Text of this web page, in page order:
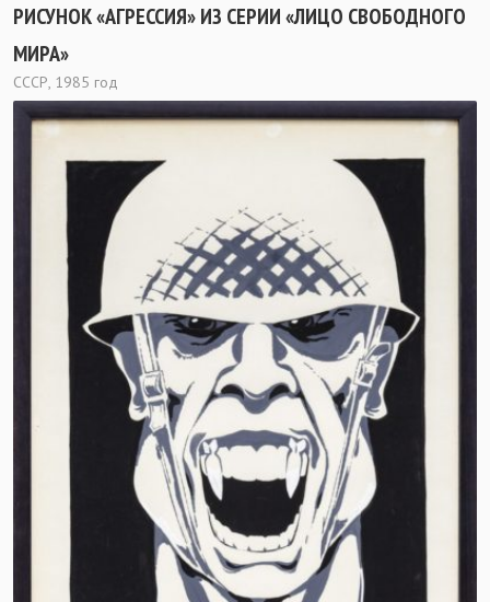
РИСУНОК «АГРЕССИЯ» ИЗ СЕРИИ «ЛИЦО СВОБОДНОГО
МИРА»
СССР, 1985 год